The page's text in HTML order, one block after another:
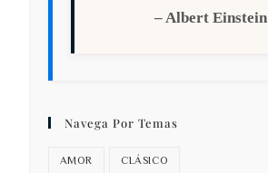
– Albert Einstein
Navega Por Temas
AMOR CLÁSICO